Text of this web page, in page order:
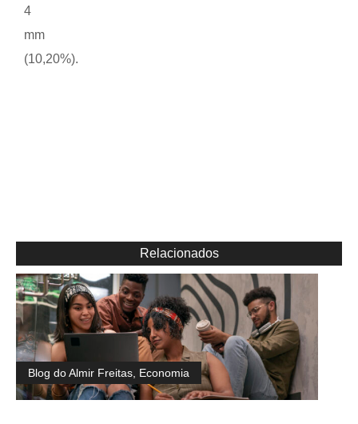
4
mm
(10,20%).
Relacionados
Blog do Almir Freitas Economia